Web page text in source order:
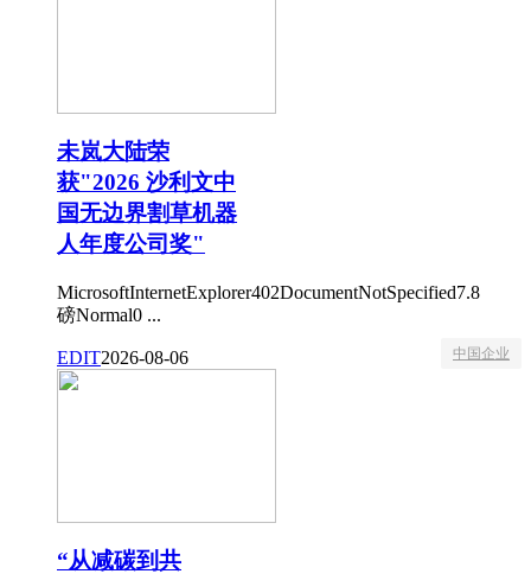
未岚大陆荣
获"2026 沙利文中
国无边界割草机器
人年度公司奖"
MicrosoftInternetExplorer402DocumentNotSpecified7.8
磅Normal0 ...
EDIT2026-08-06 中国企业
“从减碳到共